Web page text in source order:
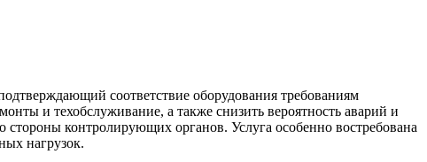
соответствие оборудования требованиям
и техобслуживание, а также снизить вероятность аварий и
контролирующих органов. Услуга особенно востребована
нагрузок.